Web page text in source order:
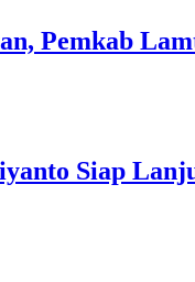
Pemkab
Siap